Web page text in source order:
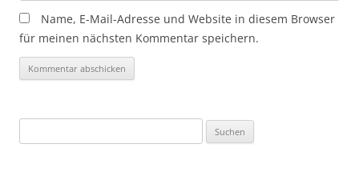
Name, E-Mail-Adresse und Website in diesem Browser
für meinen nächsten Kommentar speichern.
nach: